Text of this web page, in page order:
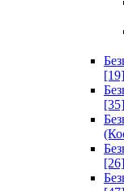
[19]
[35]
[26]